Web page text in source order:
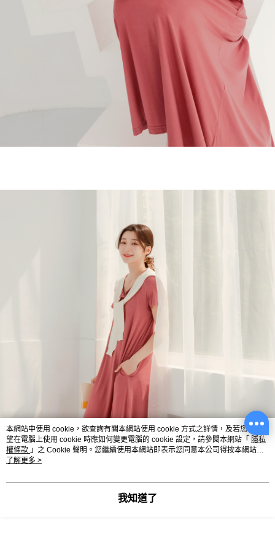
本網站中使用 cookie，欲查詢有關本網站使用 cookie 方式之詳情，及若您不希
望在電腦上使用 cookie 時應如何變更電腦的 cookie 設定，請參閱本網站「 隱私
權條款 」之 Cookie 聲明。您繼續使用本網站即表示您同意本公司得按本網站使
用條款之 Cookie 聲明使用 cookie。
了解更多 >
我知道了